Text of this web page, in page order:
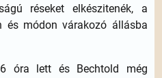
réseket elkészitenék, a
és módon várakozó állásba
óra lett és Bechtold még